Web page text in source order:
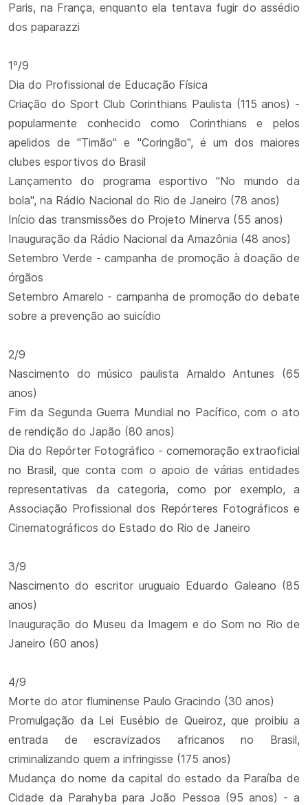
Paris, na França, enquanto ela tentava fugir do assédio
dos paparazzi
1º/9
Dia do Profissional de Educação Física
Criação do Sport Club Corinthians Paulista (115 anos) -
popularmente conhecido como Corinthians e pelos
apelidos de "Timão" e "Coringão", é um dos maiores
clubes esportivos do Brasil
Lançamento do programa esportivo "No mundo da
bola", na Rádio Nacional do Rio de Janeiro (78 anos)
Início das transmissões do Projeto Minerva (55 anos)
Inauguração da Rádio Nacional da Amazônia (48 anos)
Setembro Verde - campanha de promoção à doação de
órgãos
Setembro Amarelo - campanha de promoção do debate
sobre a prevenção ao suicídio
2/9
Nascimento do músico paulista Arnaldo Antunes (65
anos)
Fim da Segunda Guerra Mundial no Pacífico, com o ato
de rendição do Japão (80 anos)
Dia do Repórter Fotográfico - comemoração extraoficial
no Brasil, que conta com o apoio de várias entidades
representativas da categoria, como por exemplo, a
Associação Profissional dos Repórteres Fotográficos e
Cinematográficos do Estado do Rio de Janeiro
3/9
Nascimento do escritor uruguaio Eduardo Galeano (85
anos)
Inauguração do Museu da Imagem e do Som no Rio de
Janeiro (60 anos)
4/9
Morte do ator fluminense Paulo Gracindo (30 anos)
Promulgação da Lei Eusébio de Queiroz, que proibiu a
entrada de escravizados africanos no Brasil,
criminalizando quem a infringisse (175 anos)
Mudança do nome da capital do estado da Paraíba de
Cidade da Parahyba para João Pessoa (95 anos) - a